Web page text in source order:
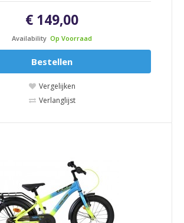
€ 149,00
Availability Op Voorraad
Bestellen
Vergelijken
Verlanglijst